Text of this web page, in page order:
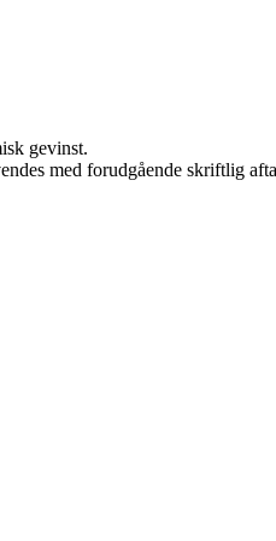
gevinst.
med forudgående skriftlig